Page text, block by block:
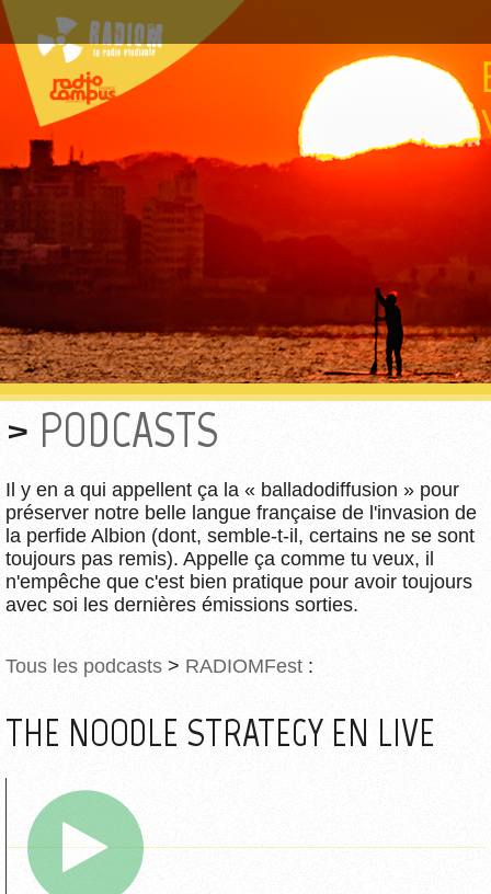
PODCASTS
Il y en a qui appellent ça la « balladodiffusion » pour
préserver notre belle langue française de l'invasion de
la perfide Albion (dont, semble-t-il, certains ne se sont
toujours pas remis). Appelle ça comme tu veux, il
n'empêche que c'est bien pratique pour avoir toujours
avec soi les dernières émissions sorties.
Tous les podcasts > RADIOMFest :
THE NOODLE STRATEGY EN LIVE